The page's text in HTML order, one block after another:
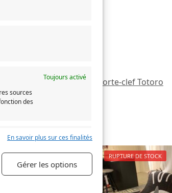
Toujours activé
sources
des
les
Toujours activé
En savoir plus sur ces finalités
Gérer les options
Mon voisin Totoro Porte-clef Totoro
RUPTURE DE STOCK